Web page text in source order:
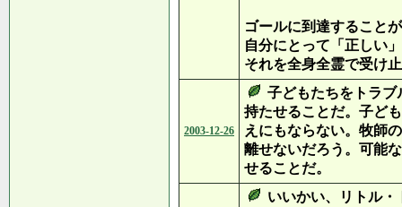
ゴールに到達すること
自分にとって「正しい
それを全身全霊で受け
2003-12-26
子どもたちをトラブ
持たせることだ。子ど
えにもならない。牧師
離せないだろう。可能
せることだ。
いいかい、リトル